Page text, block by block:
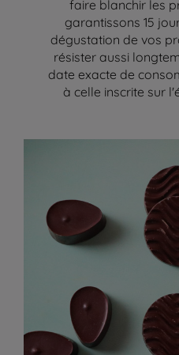
faire blanchir les
garantissons 15
dégustation de vos
résister aussi
date exacte de
à celle inscrite sur